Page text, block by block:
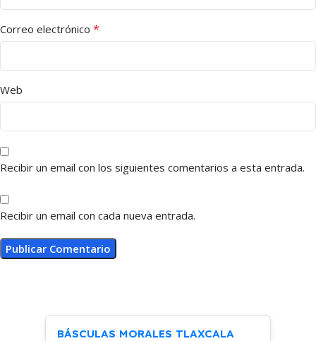
Correo electrónico *
Web
Recibir un email con los siguientes comentarios a esta entrada.
Recibir un email con cada nueva entrada.
BÁSCULAS MORALES TLAXCALA